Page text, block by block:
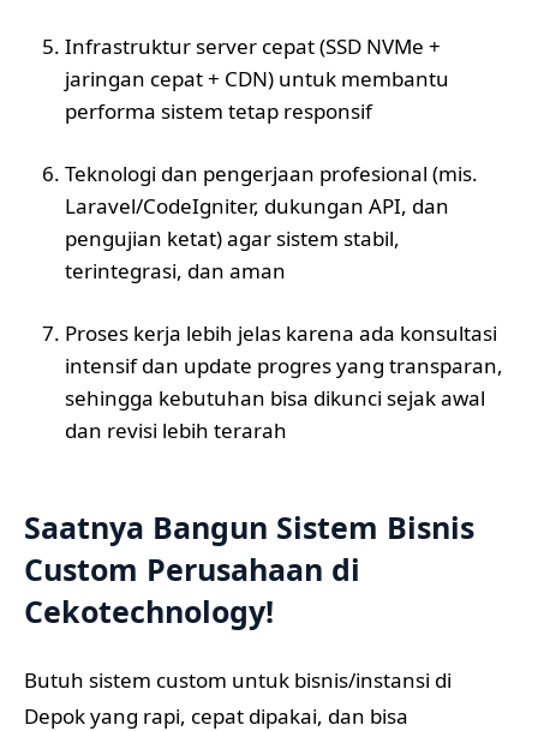
Infrastruktur server cepat (SSD NVMe +
jaringan cepat + CDN) untuk membantu
performa sistem tetap responsif
Teknologi dan pengerjaan profesional (mis.
Laravel/CodeIgniter, dukungan API, dan
pengujian ketat) agar sistem stabil,
terintegrasi, dan aman
Proses kerja lebih jelas karena ada konsultasi
intensif dan update progres yang transparan,
sehingga kebutuhan bisa dikunci sejak awal
dan revisi lebih terarah
Saatnya Bangun Sistem Bisnis
Custom Perusahaan di
Cekotechnology!
Butuh sistem custom untuk bisnis/instansi di
Depok yang rapi, cepat dipakai, dan bisa